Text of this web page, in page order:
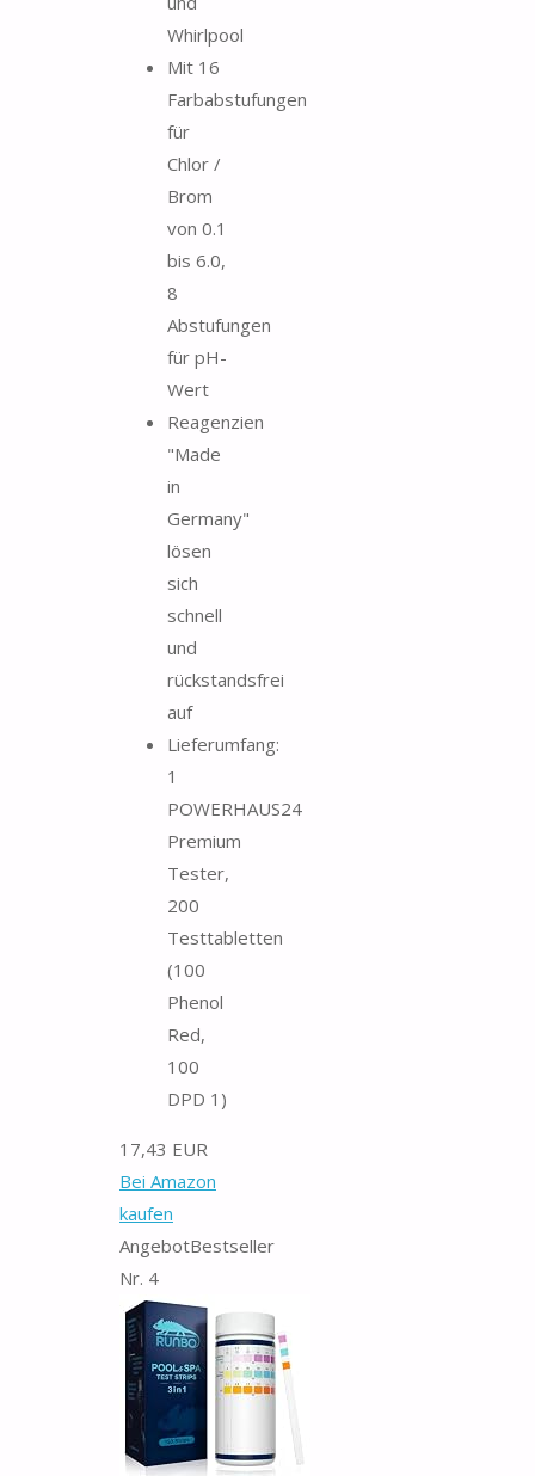
Whirlpool
Mit 16
Farbabstufungen
für
Chlor /
Brom
von 0.1
bis 6.0,
8
Abstufungen
für pH-
Wert
Reagenzien
"Made
in
Germany"
lösen
sich
schnell
und
rückstandsfrei
auf
Lieferumfang:
1
POWERHAUS24
Premium
Tester,
200
Testtabletten
(100
Phenol
Red,
100
DPD 1)
17,43 EUR
Bei Amazon
kaufen
AngebotBestseller
Nr. 4